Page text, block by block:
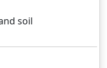
soil